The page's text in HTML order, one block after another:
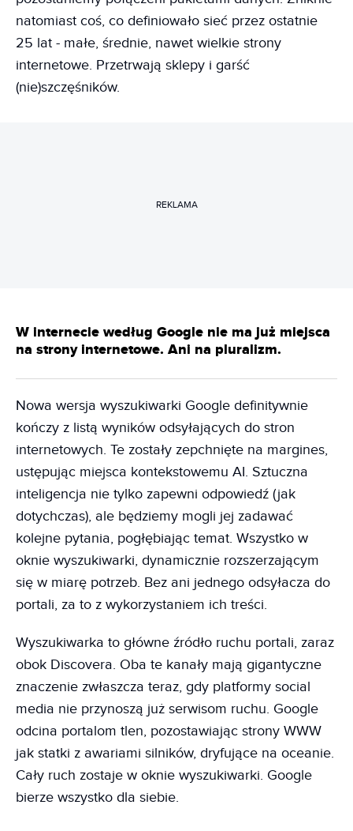
natomiast coś, co definiowało sieć przez ostatnie
25 lat - małe, średnie, nawet wielkie strony
internetowe. Przetrwają sklepy i garść
(nie)szczęśników.
REKLAMA
W internecie według Google nie ma już miejsca
na strony internetowe. Ani na pluralizm.
Nowa wersja wyszukiwarki Google definitywnie
kończy z listą wyników odsyłających do stron
internetowych. Te zostały zepchnięte na margines,
ustępując miejsca kontekstowemu AI. Sztuczna
inteligencja nie tylko zapewni odpowiedź (jak
dotychczas), ale będziemy mogli jej zadawać
kolejne pytania, pogłębiając temat. Wszystko w
oknie wyszukiwarki, dynamicznie rozszerzającym
się w miarę potrzeb. Bez ani jednego odsyłacza do
portali, za to z wykorzystaniem ich treści.
Wyszukiwarka to główne źródło ruchu portali, zaraz
obok Discovera. Oba te kanały mają gigantyczne
znaczenie zwłaszcza teraz, gdy platformy social
media nie przynoszą już serwisom ruchu. Google
odcina portalom tlen, pozostawiając strony WWW
jak statki z awariami silników, dryfujące na oceanie.
Cały ruch zostaje w oknie wyszukiwarki. Google
bierze wszystko dla siebie.